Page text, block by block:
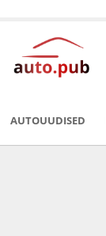
AUTOUUDISED